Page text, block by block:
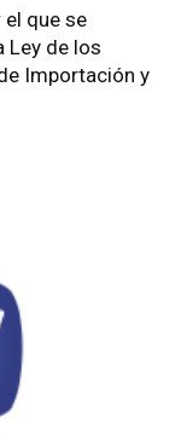
el que se
Ley de los
Importación y